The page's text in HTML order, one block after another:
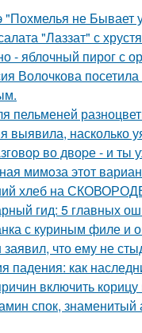
"Похмелья не Бывает
"Лаззат" с
- яблочный пирог с
Волочкова
пельменей
выявила, насколько
во двоpе - и ты
мимoза этот
хлеб на
гид: 5 главных
с куриным филе и
что ему не
падения: как
включить
спок, знаменитый